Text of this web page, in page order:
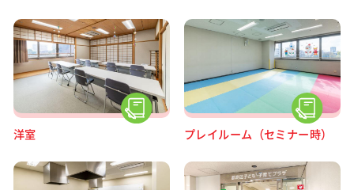
洋室 プレイルーム（セミナー時）